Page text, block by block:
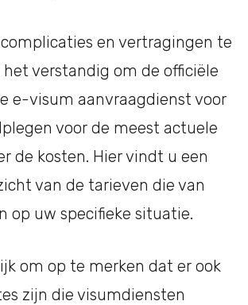
en vertragingen te
verstandig om de officiële
e-visum aanvraagdienst voor
voor de meest actuele
de kosten. Hier vindt u een
van de tarieven die van
op uw specifieke situatie.
om op te merken dat er ook
zijn die visumdiensten